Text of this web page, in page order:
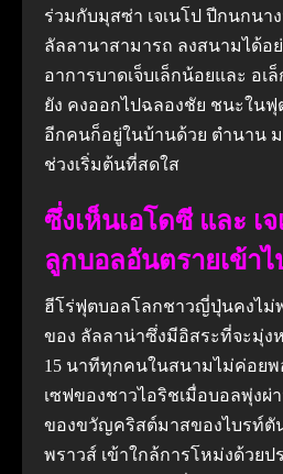
ร่วมกับมุสซ่า เจเนโป ปีกนกน
ลัลลานาสามารถ ลงสนามได้อ
อาการบาดเจ็บเล็กน้อยและ อเ
ยัง คงออกไปฉลองชัย ชนะในฟุ
อีกคนก็อยู่ในบ้านด้วย ตํานาน ม
ช่วงเริ่มต้นที่สดใส
ซึ่งเห็นเอโดซี และ เ
ลูกบอลอันตรายเข้า
ฮีโร่ฟุตบอลโลกชาวญี่ปุ่นคงไม่
ของ ลัลลาน่าซึ่งมีอิสระที่จะมุ่ง
15 นาทีทุกคนในสนามไม่ค่อยพ
เซฟของชาวไอริชเมื่อบอลพุ่งผ่
ของขวัญคริสต์มาสของไบรท์ตั
พราวส์ เข้าใกล้การโหม่งด้วย